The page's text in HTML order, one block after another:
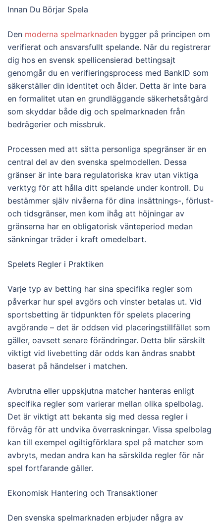
Innan Du Börjar Spela
Den moderna spelmarknaden bygger på principen om
verifierat och ansvarsfullt spelande. När du registrerar
dig hos en svensk spellicensierad bettingsajt
genomgår du en verifieringsprocess med BankID som
säkerställer din identitet och ålder. Detta är inte bara
en formalitet utan en grundläggande säkerhetsåtgärd
som skyddar både dig och spelmarknaden från
bedrägerier och missbruk.
Processen med att sätta personliga spegränser är en
central del av den svenska spelmodellen. Dessa
gränser är inte bara regulatoriska krav utan viktiga
verktyg för att hålla ditt spelande under kontroll. Du
bestämmer själv nivåerna för dina insättnings-, förlust-
och tidsgränser, men kom ihåg att höjningar av
gränserna har en obligatorisk vänteperiod medan
sänkningar träder i kraft omedelbart.
Spelets Regler i Praktiken
Varje typ av betting har sina specifika regler som
påverkar hur spel avgörs och vinster betalas ut. Vid
sportsbetting är tidpunkten för spelets placering
avgörande – det är oddsen vid placeringstillfället som
gäller, oavsett senare förändringar. Detta blir särskilt
viktigt vid livebetting där odds kan ändras snabbt
baserat på händelser i matchen.
Avbrutna eller uppskjutna matcher hanteras enligt
specifika regler som varierar mellan olika spelbolag.
Det är viktigt att bekanta sig med dessa regler i
förväg för att undvika överraskningar. Vissa spelbolag
kan till exempel ogiltigförklara spel på matcher som
avbryts, medan andra kan ha särskilda regler för när
spel fortfarande gäller.
Ekonomisk Hantering och Transaktioner
Den svenska spelmarknaden erbjuder några av